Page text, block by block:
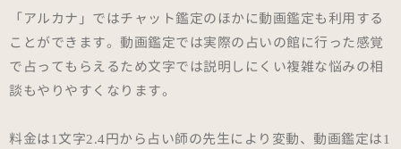
「アルカナ」ではチャット鑑定のほかに動画鑑定も利用する
ことができます。動画鑑定では実際の占いの館に行った感覚
で占ってもらえるため文字では説明しにくい複雑な悩みの相
談もやりやすくなります。
料金は1文字2.4円から占い師の先生により変動、動画鑑定は1